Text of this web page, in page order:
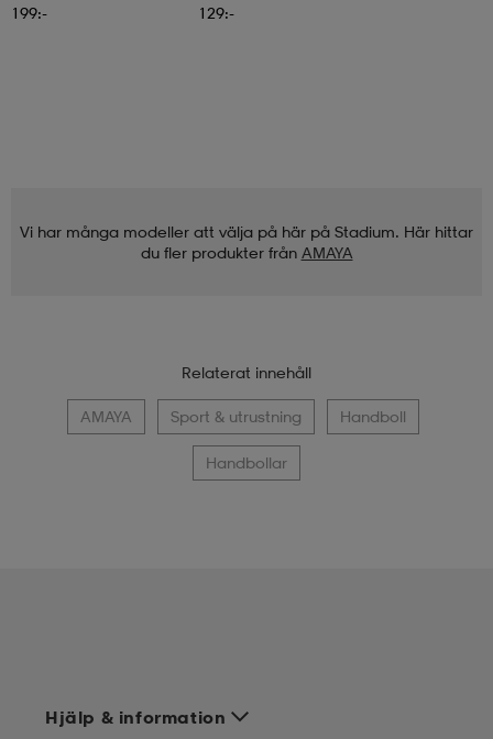
199:- 129:-
Vi har många modeller att välja på här på Stadium. Här hittar
du fler produkter från AMAYA
Relaterat innehåll
AMAYA Sport & utrustning Handboll
Handbollar
Hjälp & information